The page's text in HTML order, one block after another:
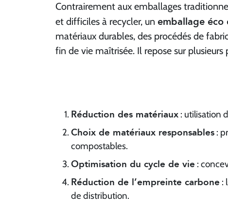
Contrairement aux emballages
et difficiles à recycler, un emballage éco
matériaux durables, des procédés de
fin de vie maîtrisée. Il repose sur plusieurs
Réduction des matériaux : utilisation
Choix de matériaux responsables :
compostables.
Optimisation du cycle de vie :
Réduction de l’empreinte carbone :
de distribution.